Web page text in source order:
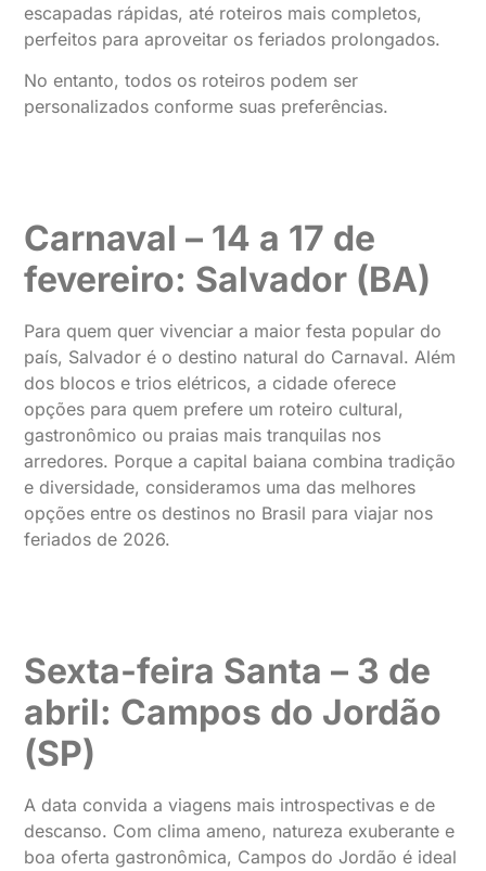
escapadas rápidas, até roteiros mais completos,
perfeitos para aproveitar os feriados prolongados.
No entanto, todos os roteiros podem ser
personalizados conforme suas preferências.
Carnaval – 14 a 17 de
fevereiro: Salvador (BA)
Para quem quer vivenciar a maior festa popular do
país, Salvador é o destino natural do Carnaval. Além
dos blocos e trios elétricos, a cidade oferece
opções para quem prefere um roteiro cultural,
gastronômico ou praias mais tranquilas nos
arredores. Porque a capital baiana combina tradição
e diversidade, consideramos uma das melhores
opções entre os destinos no Brasil para viajar nos
feriados de 2026.
Sexta-feira Santa – 3 de
abril: Campos do Jordão
(SP)
A data convida a viagens mais introspectivas e de
descanso. Com clima ameno, natureza exuberante e
boa oferta gastronômica, Campos do Jordão é ideal